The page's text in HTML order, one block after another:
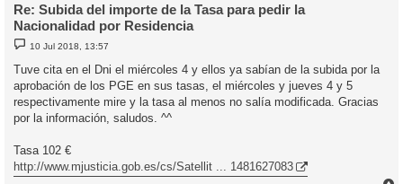
Re: Subida del importe de la Tasa para pedir la
Nacionalidad por Residencia
M
e
s
a
e
10 Jul 2018, 13:57
Tuve cita en el Dni el miércoles 4 y ellos ya sabían de la subida por la
aprobación de los PGE en sus tasas, el miércoles y jueves 4 y 5
respectivamente mire y la tasa al menos no salía modificada. Gracias
por la información, saludos. ^^
Tasa 102 €
http://www.mjusticia.gob.es/cs/Satellit ... 1481627083